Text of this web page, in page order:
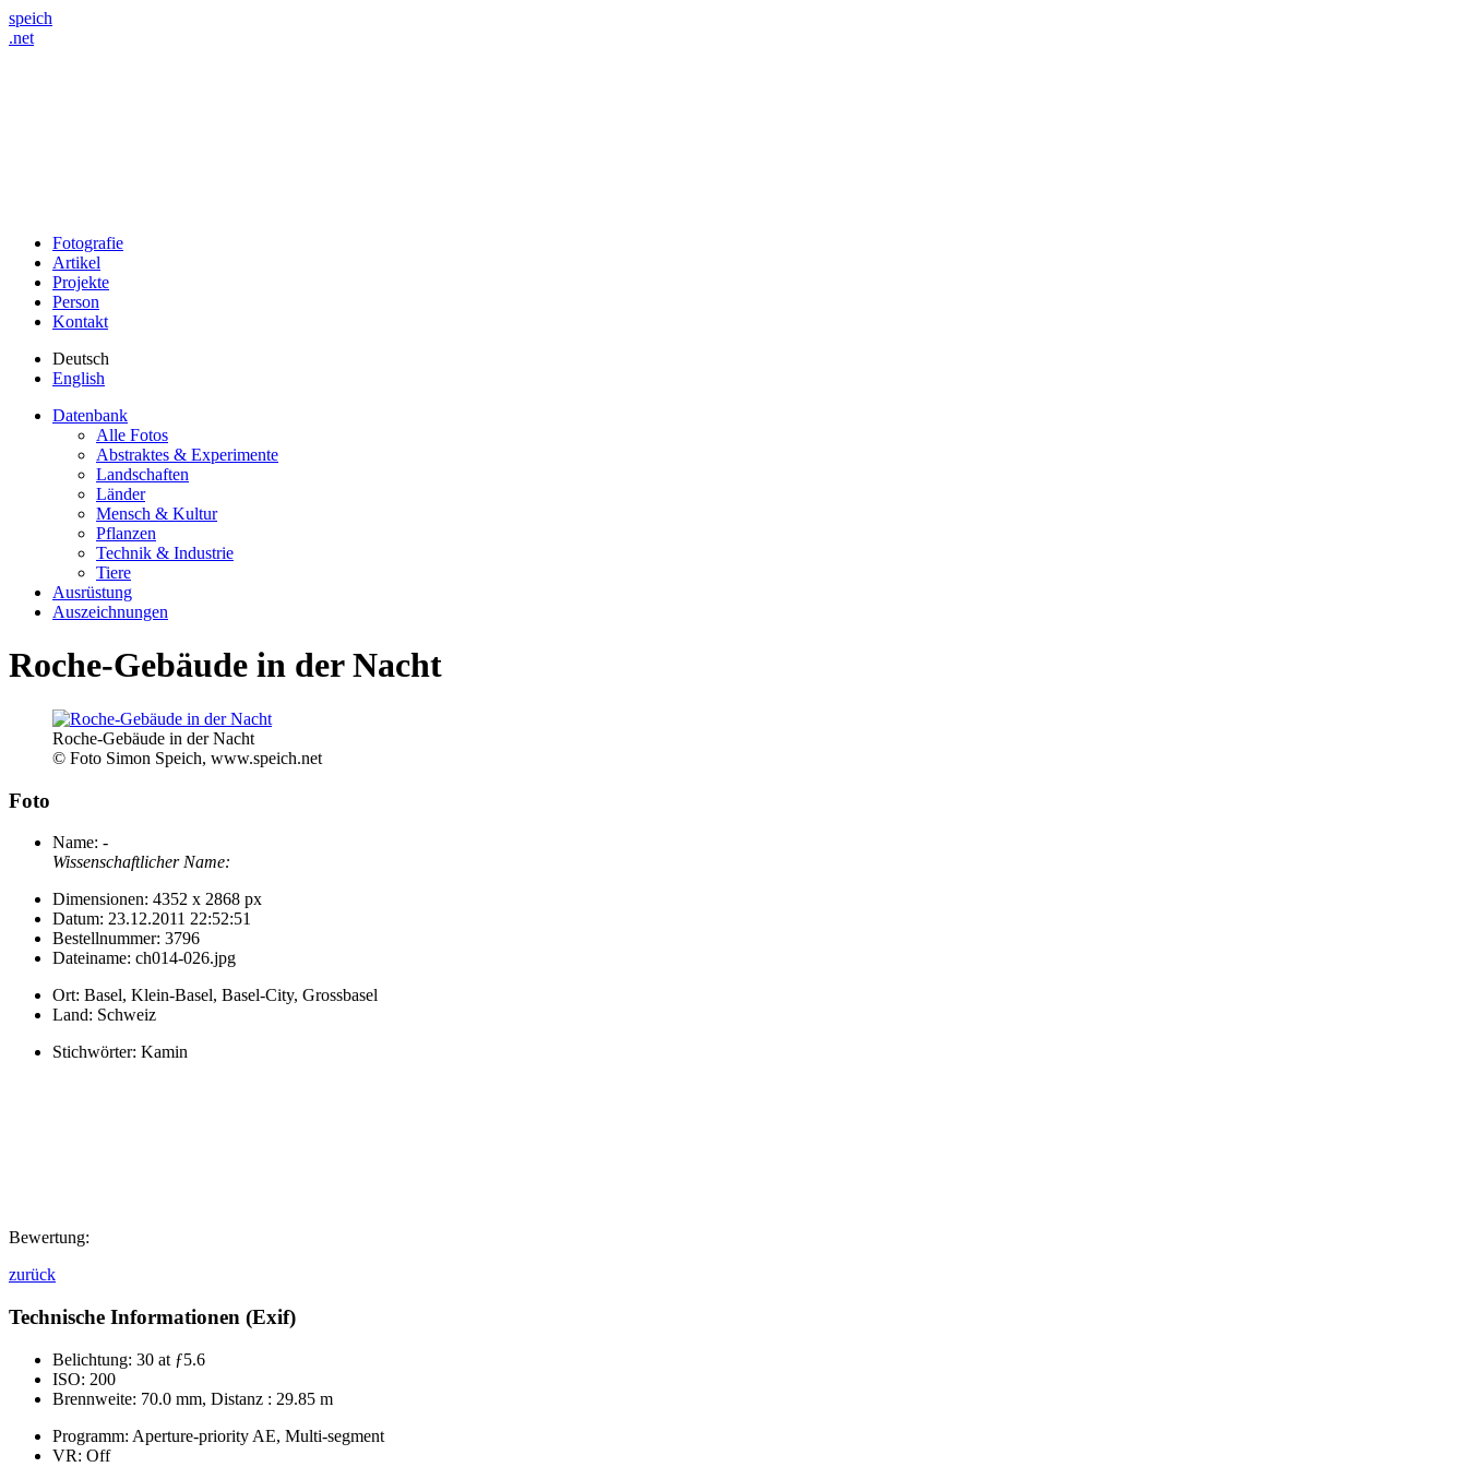
speich
.net
Fotografie
Artikel
Projekte
Person
Kontakt
Deutsch
English
Datenbank
Alle Fotos
Abstraktes & Experimente
Landschaften
Länder
Mensch & Kultur
Pflanzen
Technik & Industrie
Tiere
Ausrüstung
Auszeichnungen
Roche-Gebäude in der Nacht
Roche-Gebäude in der Nacht
© Foto Simon Speich, www.speich.net
Foto
Name: -
Wissenschaftlicher Name:
Dimensionen: 4352 x 2868 px
Datum: 23.12.2011 22:52:51
Bestellnummer: 3796
Dateiname: ch014-026.jpg
Ort: Basel, Klein-Basel, Basel-City, Grossbasel
Land: Schweiz
Stichwörter: Kamin
Bewertung:
zurück
Technische Informationen (Exif)
Belichtung: 30 at ƒ5.6
ISO: 200
Brennweite: 70.0 mm, Distanz : 29.85 m
Programm: Aperture-priority AE, Multi-segment
VR: Off